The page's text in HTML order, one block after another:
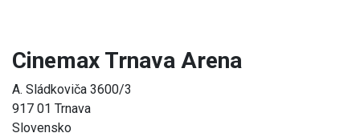
Cinemax Trnava Arena
A. Sládkoviča 3600/3
917 01 Trnava
Slovensko